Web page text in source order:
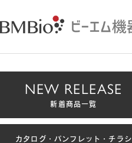
NEW RELEASE
新着商品一覧
カタログ・パンフレット・チラシ